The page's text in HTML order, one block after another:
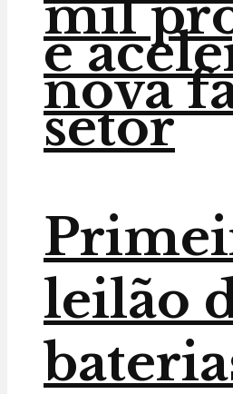
mil
e
nova
setor
leilão